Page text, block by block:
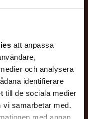
att anpassa
och analysera
identifierare
till de sociala medier
vi samarbetar med.
en
om
sönder.
använda